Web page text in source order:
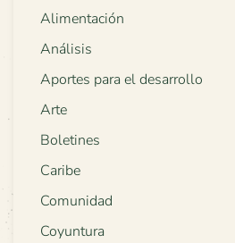
Alimentación
Análisis
Aportes para el desarrollo
Arte
Boletines
Caribe
Comunidad
Coyuntura